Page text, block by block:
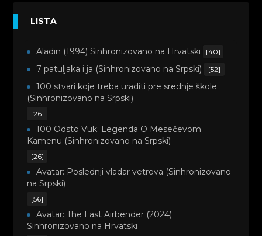
LISTA
Aladin (1994) Sinhronizovano na Hrvatski [40]
7 patuljaka i ja (Sinhronizovano na Srpski) [52]
100 stvari koje treba uraditi pre srednje škole
(Sinhronizovano na Srpski)
[26]
100 Odsto Vuk: Legenda O Mesečevom
Kamenu (Sinhronizovano na Srpski)
[26]
Avatar: Poslednji vladar vetrova (Sinhronizovano
na Srpski)
[56]
Avatar: The Last Airbender (2024)
Sinhronizovano na Hrvatski